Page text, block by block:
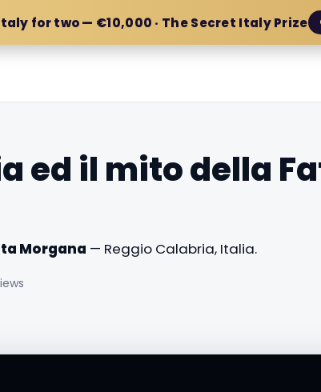
for two — €10,000 · The Secret Italy Prize
ed il mito della
Morgana — Reggio Calabria, Italia.